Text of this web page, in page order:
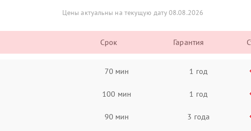
Цены актуальны на текущую дату 08.08.2026
Срок Гарантия
70 мин 1 год
100 мин 1 год
90 мин 3 года